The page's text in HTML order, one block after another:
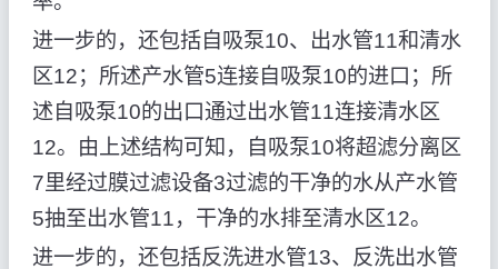
进一步的，还包括自吸泵10、出水管11和清水
区12；所述产水管5连接自吸泵10的进口；所
述自吸泵10的出口通过出水管11连接清水区
12。由上述结构可知，自吸泵10将超滤分离区
7里经过膜过滤设备3过滤的干净的水从产水管
5抽至出水管11，干净的水排至清水区12。
进一步的，还包括反洗进水管13、反洗出水管